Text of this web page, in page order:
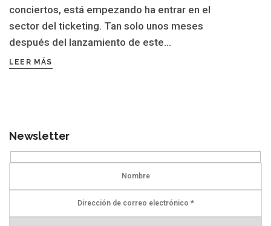
conciertos, está empezando ha entrar en el
sector del ticketing. Tan solo unos meses
después del lanzamiento de este...
LEER MÁS
Newsletter